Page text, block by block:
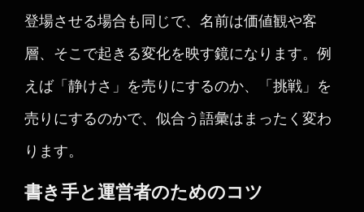
登場させる場合も同じで、名前は価値観や客
層、そこで起きる変化を映す鏡になります。例
えば「静けさ」を売りにするのか、「挑戦」を
売りにするのかで、似合う語彙はまったく変わ
ります。
書き手と運営者のためのコツ